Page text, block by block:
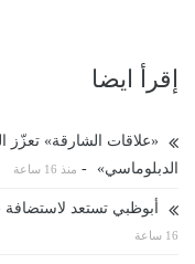
إقرأ ايضا
«علاقات الشارقة» تعزّز
الدبلوماسي» - منذ 16 ساعة
أبوظبي تستعد
16 ساعة